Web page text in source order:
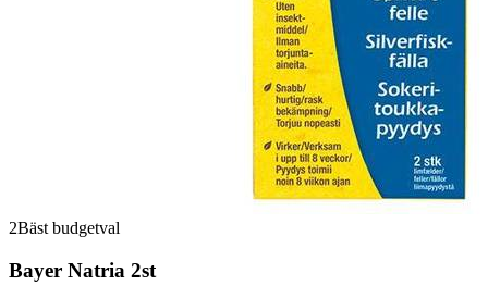
2Bäst budgetval
Bayer Natria 2st